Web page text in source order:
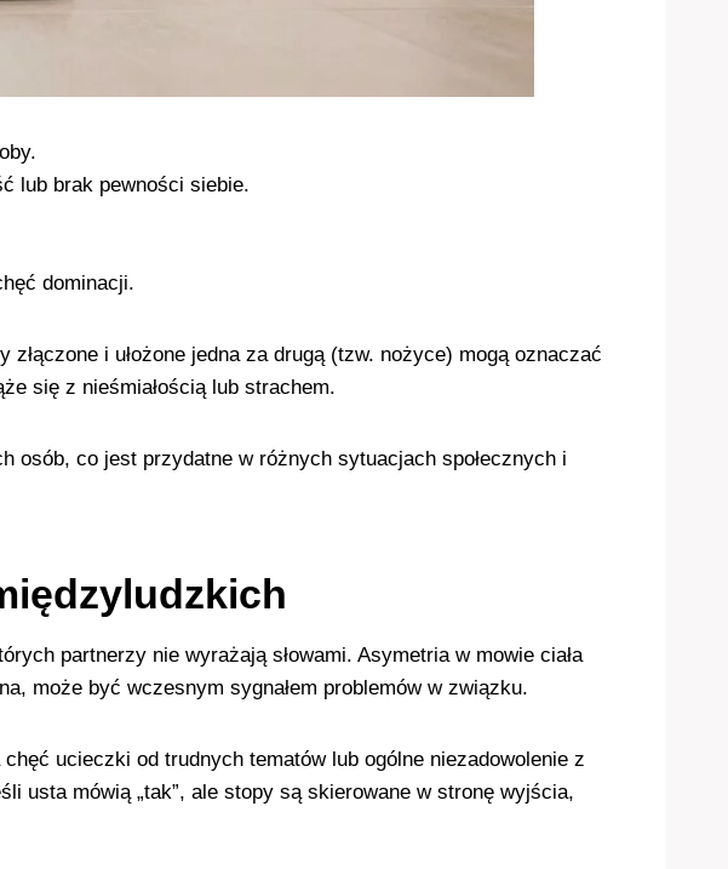
lub brak pewności siebie.
dominacji.
i ułożone jedna za drugą (tzw. nożyce) mogą oznaczać
się z nieśmiałością lub strachem.
osób, co jest przydatne w różnych sytuacjach społecznych i
partnerzy nie wyrażają słowami. Asymetria w mowie ciała
może być wczesnym sygnałem problemów w związku.
ucieczki od trudnych tematów lub ogólne niezadowolenie z
usta mówią „tak”, ale stopy są skierowane w stronę wyjścia,